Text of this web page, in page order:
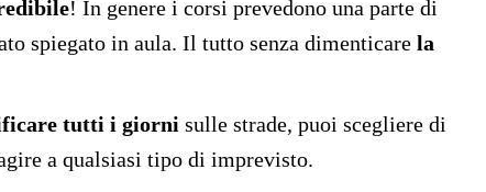
! In genere i corsi prevedono una parte di
spiegato in aula. Il tutto senza dimenticare la
tutti i giorni sulle strade, puoi scegliere di
a qualsiasi tipo di imprevisto.